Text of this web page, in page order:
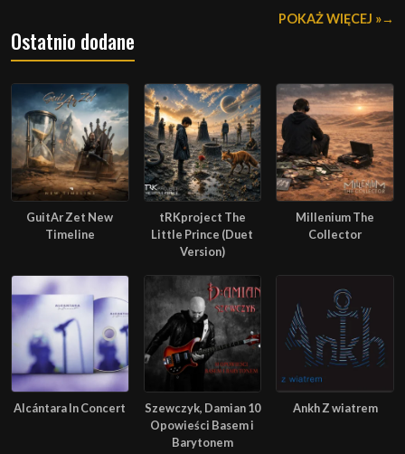
POKAŻ WIĘCEJ »
Ostatnio dodane
GuitAr Zet New
Timeline
tRKproject The
Little Prince (Duet
Version)
Millenium The
Collector
Alcántara In Concert
Szewczyk, Damian 10
Opowieści Basem i
Barytonem
Ankh Z wiatrem